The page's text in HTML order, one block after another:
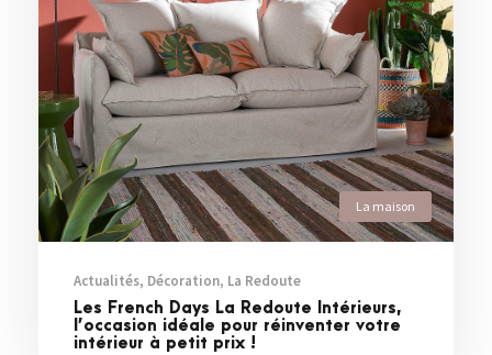
La maison
Actualités, Décoration, La Redoute
Les French Days La Redoute Intérieurs,
l’occasion idéale pour réinventer votre
intérieur à petit prix !